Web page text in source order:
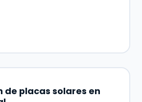
de placas solares en